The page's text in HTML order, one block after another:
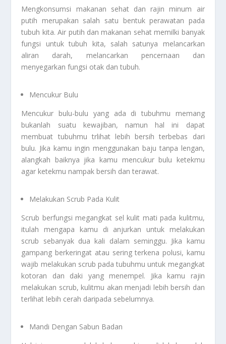
Mengkonsumsi makanan sehat dan rajin minum air
putih merupakan salah satu bentuk perawatan pada
tubuh kita. Air putih dan makanan sehat memilki banyak
fungsi untuk tubuh kita, salah satunya melancarkan
aliran darah, melancarkan pencernaan dan
menyegarkan fungsi otak dan tubuh.
Mencukur Bulu
Mencukur bulu-bulu yang ada di tubuhmu memang
bukanlah suatu kewajiban, namun hal ini dapat
membuat tubuhmu trlihat lebih bersih terbebas dari
bulu. Jika kamu ingin menggunakan baju tanpa lengan,
alangkah baiknya jika kamu mencukur bulu ketekmu
agar ketekmu nampak bersih dan terawat.
Melakukan Scrub Pada Kulit
Scrub berfungsi megangkat sel kulit mati pada kulitmu,
itulah mengapa kamu di anjurkan untuk melakukan
scrub sebanyak dua kali dalam seminggu. Jika kamu
gampang berkeringat atau sering terkena polusi, kamu
wajib melakukan scrub pada tubuhmu untuk megangkat
kotoran dan daki yang menempel. Jika kamu rajin
melakukan scrub, kulitmu akan menjadi lebih bersih dan
terlihat lebih cerah daripada sebelumnya.
Mandi Dengan Sabun Badan